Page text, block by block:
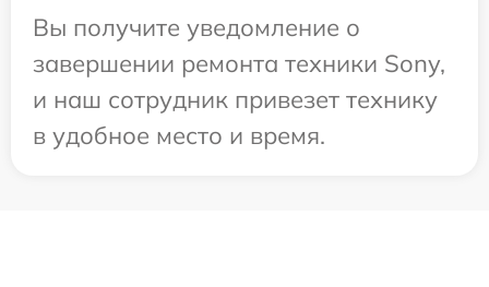
Вы получите уведомление о
завершении ремонта техники Sony,
и наш сотрудник привезет технику
в удобное место и время.